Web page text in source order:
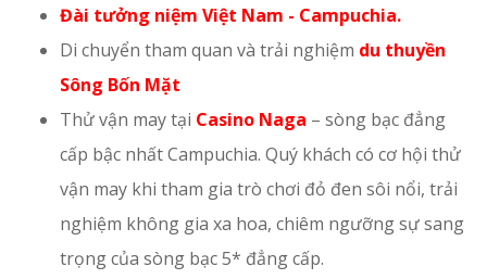
Đài tưởng niệm Việt Nam - Campuchia.
Di chuyển tham quan và trải nghiệm du thuyền
Sông Bốn Mặt
Thử vận may tại Casino Naga – sòng bạc đẳng
cấp bậc nhất Campuchia. Quý khách có cơ hội thử
vận may khi tham gia trò chơi đỏ đen sôi nổi, trải
nghiệm không gia xa hoa, chiêm ngưỡng sự sang
trọng của sòng bạc 5* đẳng cấp.